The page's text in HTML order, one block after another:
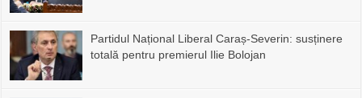
Partidul Național Liberal Caraș-Severin: susținere
totală pentru premierul Ilie Bolojan